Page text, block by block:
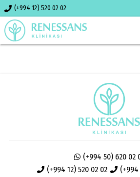
(+994 12) 520 02 02
(+994 12) 520 02 02 (+994
(+994 50) 620 02